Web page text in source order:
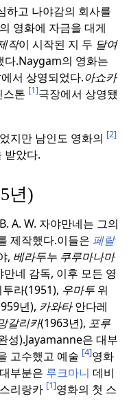
하고 나야감의 회사를
영화에 자금을 대게
작이 시작된 지 두 달여
다.Naygam의 영화는
서 상영되었다.아쇼카
스톤 [1]극장에서 상영됐
지만 남인도 영화의 [2]
받았다.
년)
A. W. 자야만네는 그의
제작했다.이들은 페랄
, 베라두누 쿠루마나마
네 감독, 이후 모든 영
투라(1951), 우마투 위
년), 카와타안다레
갈리카(1963년), 포루
성).Jayamanne은 대부
고수했고 예술 [4]영화
부분은 루크마니 데비
리랑카 [1]영화의 첫 스